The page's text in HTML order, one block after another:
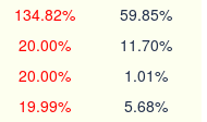
134.82% 59.85%
20.00% 11.70%
20.00% 1.01%
19.99% 5.68%